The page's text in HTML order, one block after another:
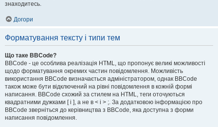
знаходитесь.
Догори
Форматування тексту і типи тем
Що таке BBCode?
BBCode - це особлива реалізація HTML, що пропонує великі можливості
щодо форматування окремих частин повідомлення. Можливість
використання BBCode визначається адміністратором, однак BBCode
також може бути відключений на рівні повідомлення в кожній формі
написання. BBCode схожий за стилем на HTML, теги оточуються
квадратними дужками [ і ], а не в < і > ;. За додатковою інформацією про
BBCode зверніться до керівництва з BBCode, яка доступна з форми
написання повідомлення.